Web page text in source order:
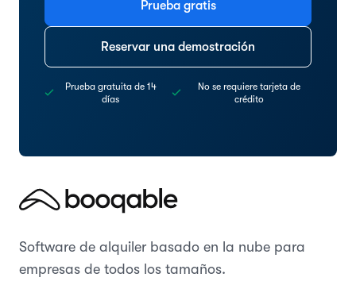
Prueba gratis
Reservar una demostración
Prueba gratuita de 14
días
No se requiere tarjeta de
crédito
Software de alquiler basado en la nube para
empresas de todos los tamaños.